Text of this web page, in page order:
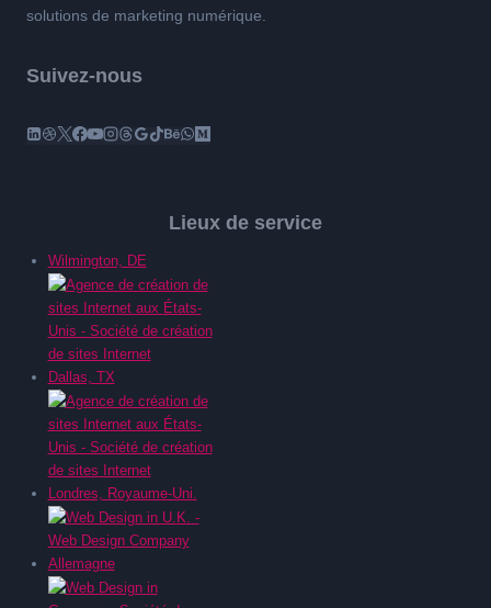
solutions de marketing numérique.
Suivez-nous
Lieux de service
Wilmington, DE
Dallas, TX
Londres, Royaume-Uni.
Allemagne